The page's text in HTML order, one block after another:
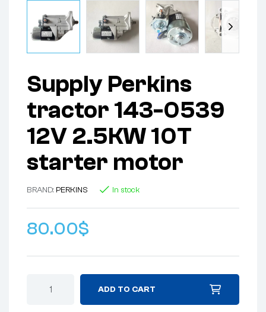
Supply Perkins
tractor 143-0539
12V 2.5KW 10T
starter motor
BRAND: PERKINS In stock
80.00$
ADD TO CART